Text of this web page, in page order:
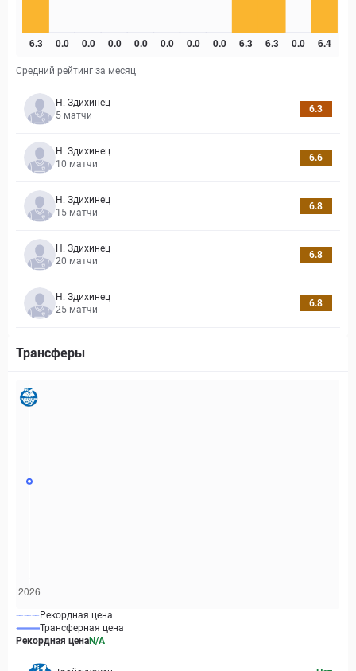
Средний рейтинг за месяц
Н. Здихинец
5 матчи
6.3
Н. Здихинец
10 матчи
6.6
Н. Здихинец
15 матчи
6.8
Н. Здихинец
20 матчи
6.8
Н. Здихинец
25 матчи
6.8
Трансферы
Рекордная цена
Трансферная цена
Рекордная ценаN/A